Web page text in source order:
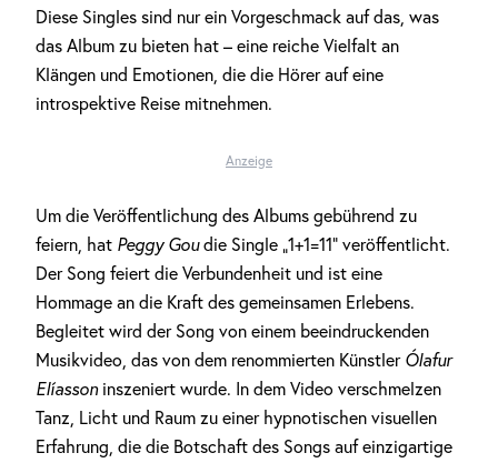
Diese Singles sind nur ein Vorgeschmack auf das, was
das Album zu bieten hat – eine reiche Vielfalt an
Klängen und Emotionen, die die Hörer auf eine
introspektive Reise mitnehmen.
Anzeige
Um die Veröffentlichung des Albums gebührend zu
feiern, hat Peggy Goudie Single „1+1=11“ veröffentlicht.
Der Song feiert die Verbundenheit und ist eine
Hommage an die Kraft des gemeinsamen Erlebens.
Begleitet wird der Song von einem beeindruckenden
Musikvideo, das von dem renommierten Künstler Ólafur
Elíassoninszeniert wurde. In dem Video verschmelzen
Tanz, Licht und Raum zu einer hypnotischen visuellen
Erfahrung, die die Botschaft des Songs auf einzigartige